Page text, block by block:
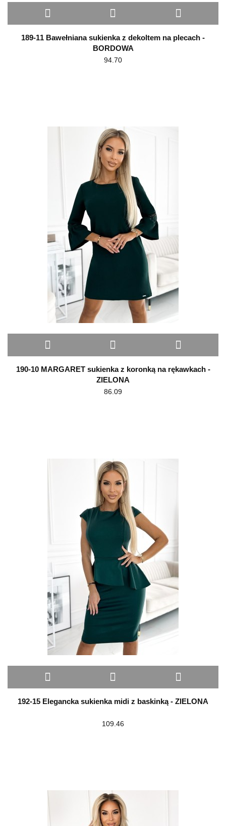
189-11 Bawełniana sukienka z dekoltem na plecach -
BORDOWA
94.70
190-10 MARGARET sukienka z koronką na rękawkach -
ZIELONA
86.09
192-15 Elegancka sukienka midi z baskinką - ZIELONA
109.46